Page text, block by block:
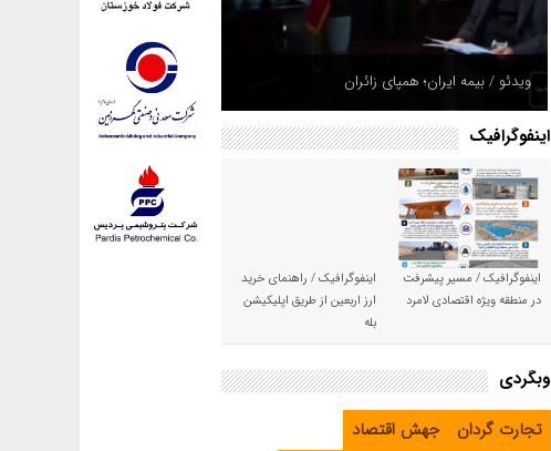
ویدئو / بیمه ایران؛ همپای زائران
اینفوگرافیک
اینفوگرافیک / مسیر پیشرفت
در منطقه ویژه اقتصادی لامرد
اینفوگرافیک / راهنمای خرید
ارز اربعین از طریق اپلیکیشن
بله
وبگردی
تجارت گردان
جهش اقتصاد